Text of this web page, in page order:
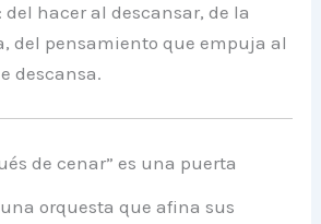
: del hacer al descansar, de la
del pensamiento que empuja al
descansa.
de cenar” es una puerta
orquesta que afina sus